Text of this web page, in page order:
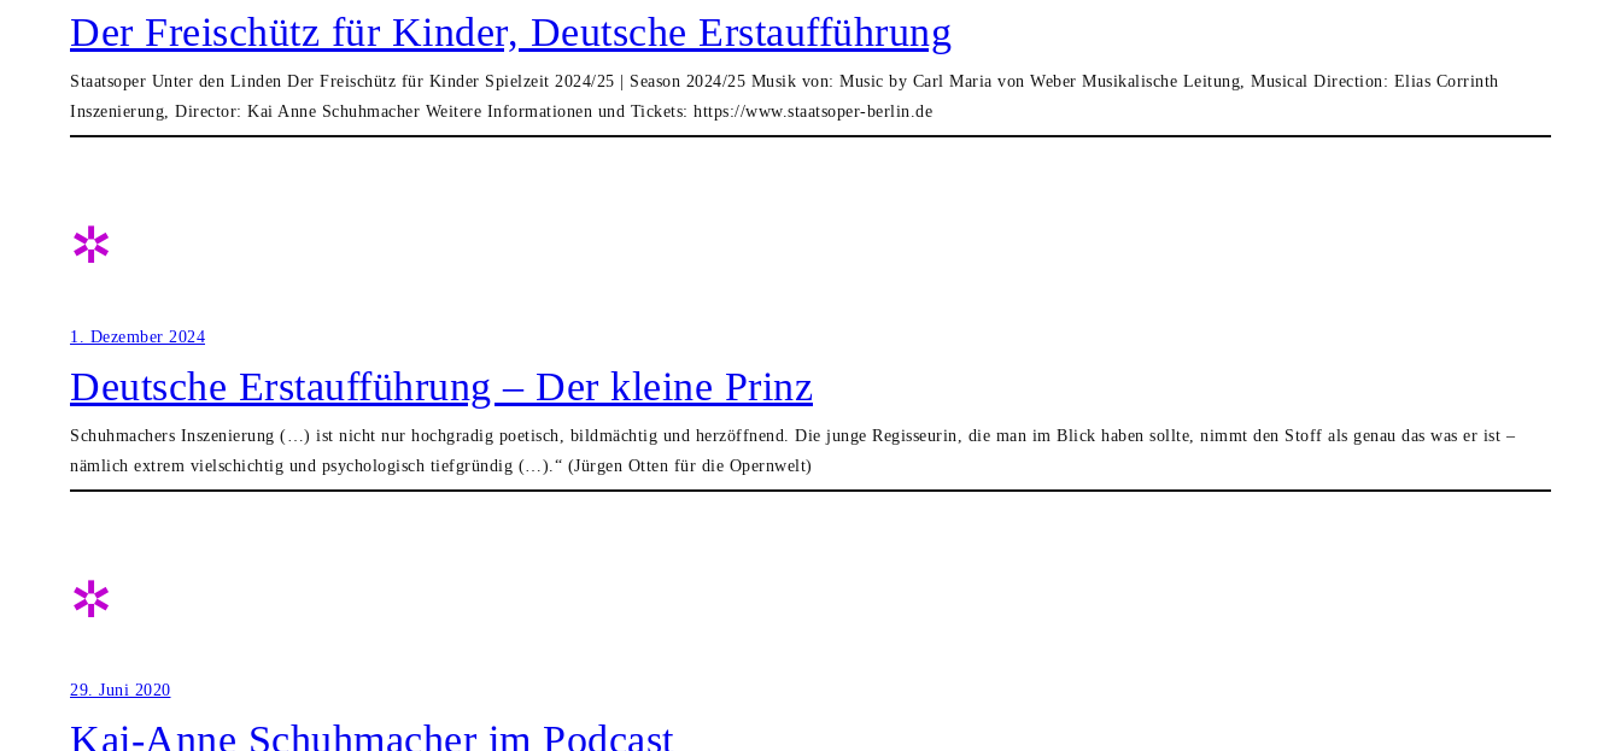
Der Freischütz für Kinder, Deutsche Erstaufführung
Staatsoper Unter den Linden Der Freischütz für Kinder Spielzeit 2024/25 | Season 2024/25 Musik von: Music by Carl Maria von Weber Musikalische Leitung, Musical Direction: Elias Corrinth
Inszenierung, Director: Kai Anne Schuhmacher Weitere Informationen und Tickets: https://www.staatsoper-berlin.de
✲
1. Dezember 2024
Deutsche Erstaufführung – Der kleine Prinz
Schuhmachers Inszenierung (…) ist nicht nur hochgradig poetisch, bildmächtig und herzöffnend. Die junge Regisseurin, die man im Blick haben sollte, nimmt den Stoff als genau das was er ist –
nämlich extrem vielschichtig und psychologisch tiefgründig (…).“ (Jürgen Otten für die Opernwelt)
✲
29. Juni 2020
Kai-Anne Schuhmacher im Podcast